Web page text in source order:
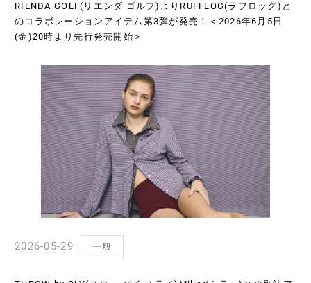
RIENDA GOLF(リエンダ ゴルフ)よりRUFFLOG(ラフロッグ)と
のコラボレーションアイテム第3弾が発売！＜2026年6月5日
(金)20時より先行発売開始＞
2026-05-29 一般